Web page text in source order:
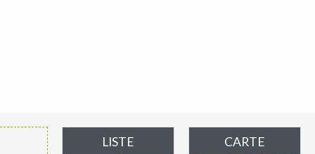
LISTE CARTE